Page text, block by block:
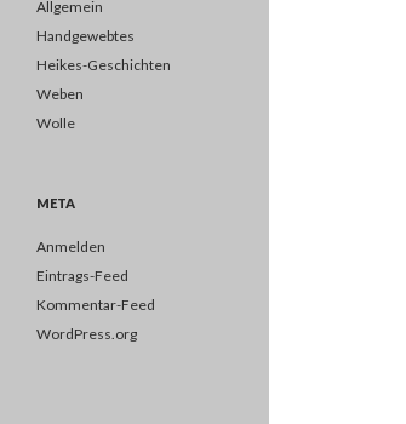
Allgemein
Handgewebtes
Heikes-Geschichten
Weben
Wolle
META
Anmelden
Eintrags-Feed
Kommentar-Feed
WordPress.org